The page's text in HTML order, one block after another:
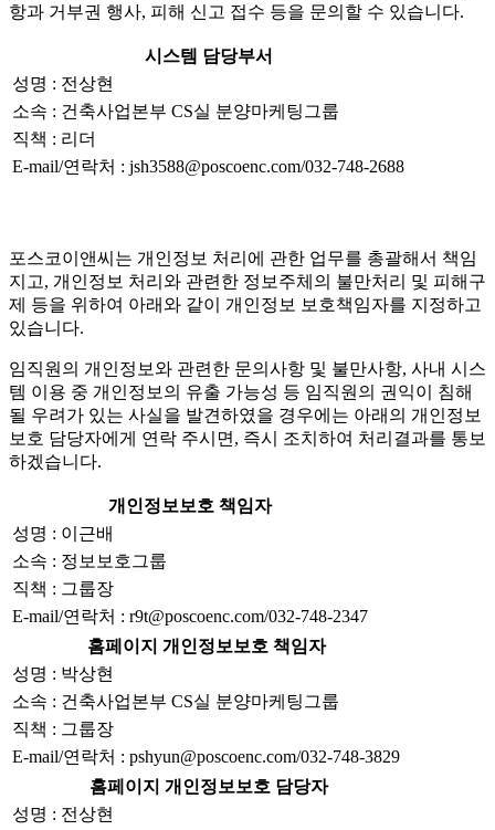
항과 거부권 행사, 피해 신고 접수 등을 문의할 수 있습니다.
시스템 담당부서
성명 : 전상현
소속 : 건축사업본부 CS실 분양마케팅그룹
직책 : 리더
E-mail/연락처 : jsh3588@poscoenc.com/032-748-2688
포스코이앤씨는 개인정보 처리에 관한 업무를 총괄해서 책임
지고, 개인정보 처리와 관련한 정보주체의 불만처리 및 피해구
제 등을 위하여 아래와 같이 개인정보 보호책임자를 지정하고
있습니다.
임직원의 개인정보와 관련한 문의사항 및 불만사항, 사내 시스
템 이용 중 개인정보의 유출 가능성 등 임직원의 권익이 침해
될 우려가 있는 사실을 발견하였을 경우에는 아래의 개인정보
보호 담당자에게 연락 주시면, 즉시 조치하여 처리결과를 통보
하겠습니다.
개인정보보호 책임자
성명 : 이근배
소속 : 정보보호그룹
직책 : 그룹장
E-mail/연락처 : r9t@poscoenc.com/032-748-2347
홈페이지 개인정보보호 책임자
성명 : 박상현
소속 : 건축사업본부 CS실 분양마케팅그룹
직책 : 그룹장
E-mail/연락처 : pshyun@poscoenc.com/032-748-3829
홈페이지 개인정보보호 담당자
성명 : 전상현